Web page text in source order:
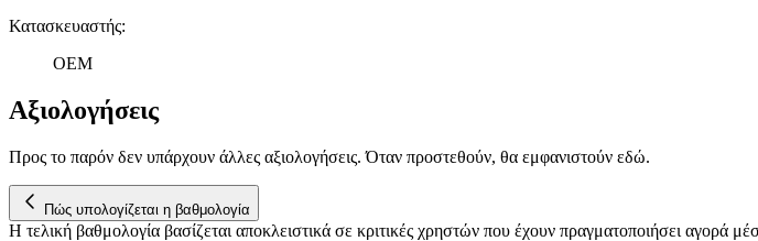
Κατασκευαστής:
OEM
Αξιολογήσεις
Προς το παρόν δεν υπάρχουν άλλες αξιολογήσεις. Όταν προστεθούν, θα εμφανιστούν εδώ.
Πώς υπολογίζεται η βαθμολογία
Η τελική βαθμολογία βασίζεται αποκλειστικά σε κριτικές χρηστών που έχουν πραγματοποιήσει αγορά